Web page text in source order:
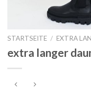
STARTSEITE / EXTRA
extra langer